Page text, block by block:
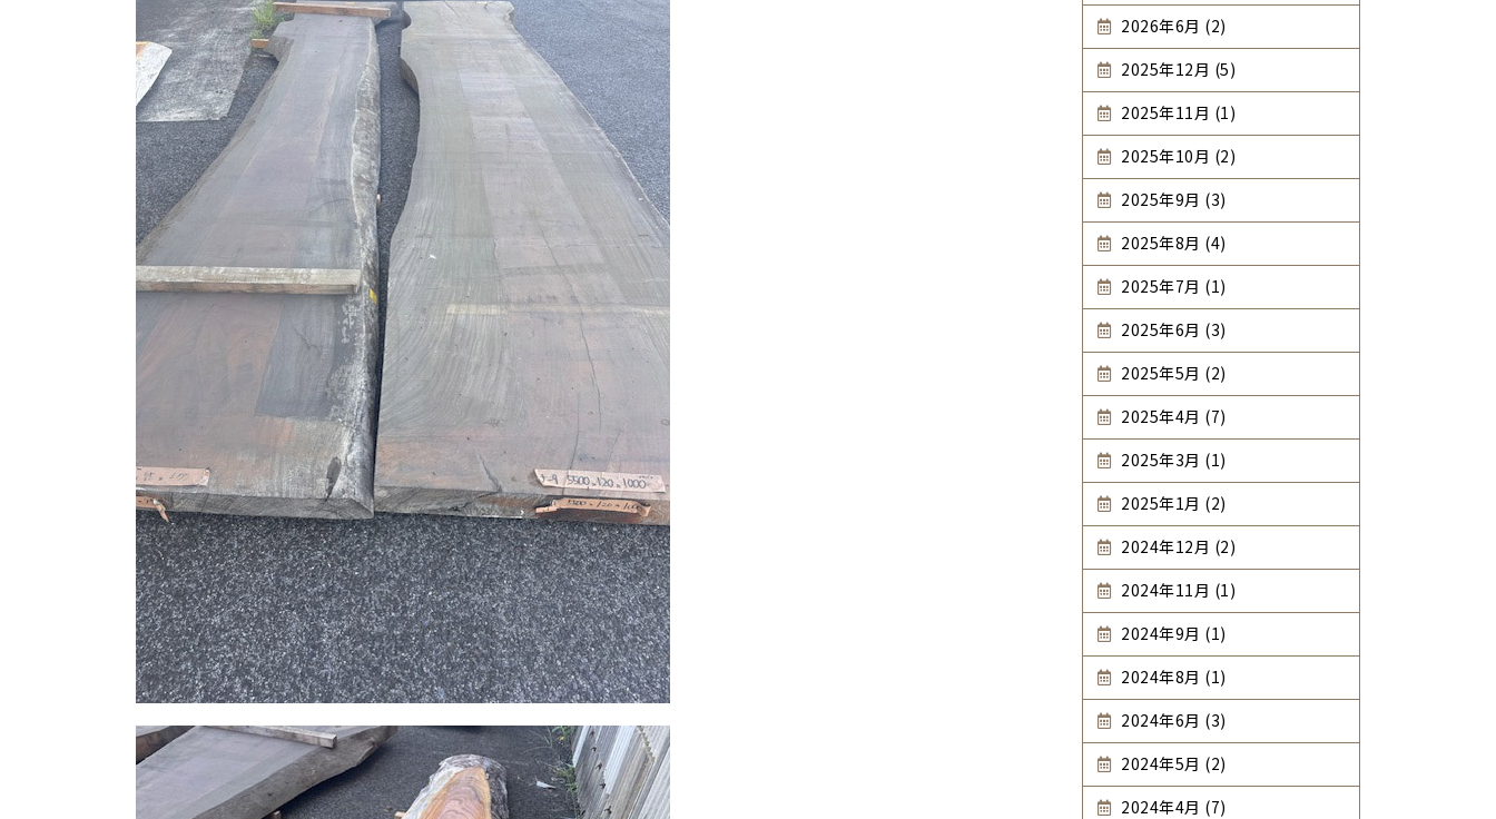
2026年6月 (2)
2025年12月 (5)
2025年11月 (1)
2025年10月 (2)
2025年9月 (3)
2025年8月 (4)
2025年7月 (1)
2025年6月 (3)
2025年5月 (2)
2025年4月 (7)
2025年3月 (1)
2025年1月 (2)
2024年12月 (2)
2024年11月 (1)
2024年9月 (1)
2024年8月 (1)
2024年6月 (3)
2024年5月 (2)
2024年4月 (7)